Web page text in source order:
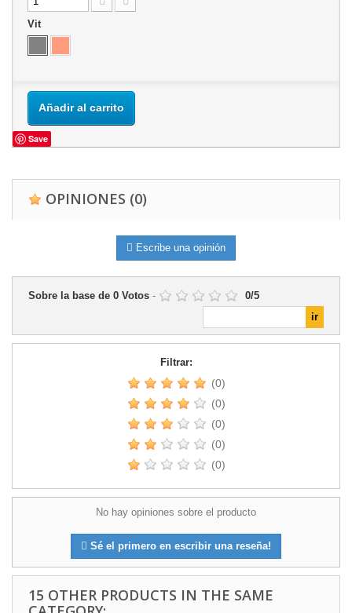
Vit
Añadir al carrito
Save
OPINIONES (0)
Escribe una opinión
Sobre la base de 0 Votos - 0/5
Filtrar:
(0)
(0)
(0)
(0)
(0)
No hay opiniones sobre el producto
Sé el primero en escribir una reseña!
15 OTHER PRODUCTS IN THE SAME